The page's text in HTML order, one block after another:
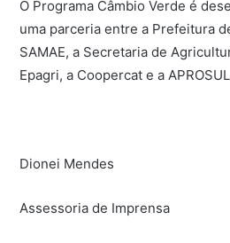
O Programa Câmbio Verde é
uma parceria entre a Prefeitura
SAMAE, a Secretaria de
Epagri, a Coopercat e a
Dionei Mendes
Assessoria de Imprensa